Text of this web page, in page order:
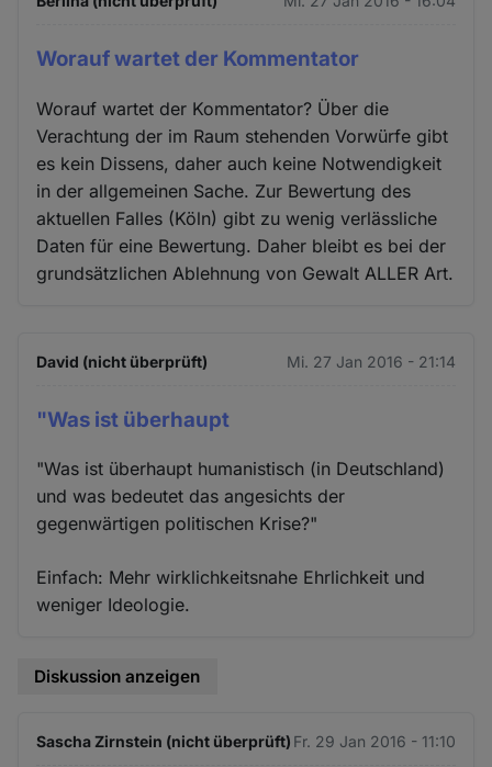
Worauf wartet der Kommentator
Worauf wartet der Kommentator? Über die
Verachtung der im Raum stehenden Vorwürfe gibt
es kein Dissens, daher auch keine Notwendigkeit
in der allgemeinen Sache. Zur Bewertung des
aktuellen Falles (Köln) gibt zu wenig verlässliche
Daten für eine Bewertung. Daher bleibt es bei der
grundsätzlichen Ablehnung von Gewalt ALLER Art.
David (nicht überprüft) Mi. 27 Jan 2016 - 21:14
"Was ist überhaupt
"Was ist überhaupt humanistisch (in Deutschland)
und was bedeutet das angesichts der
gegenwärtigen politischen Krise?"
Einfach: Mehr wirklichkeitsnahe Ehrlichkeit und
weniger Ideologie.
Diskussion anzeigen
Sascha Zirnstein (nicht überprüft) Fr. 29 Jan 2016 - 11:10